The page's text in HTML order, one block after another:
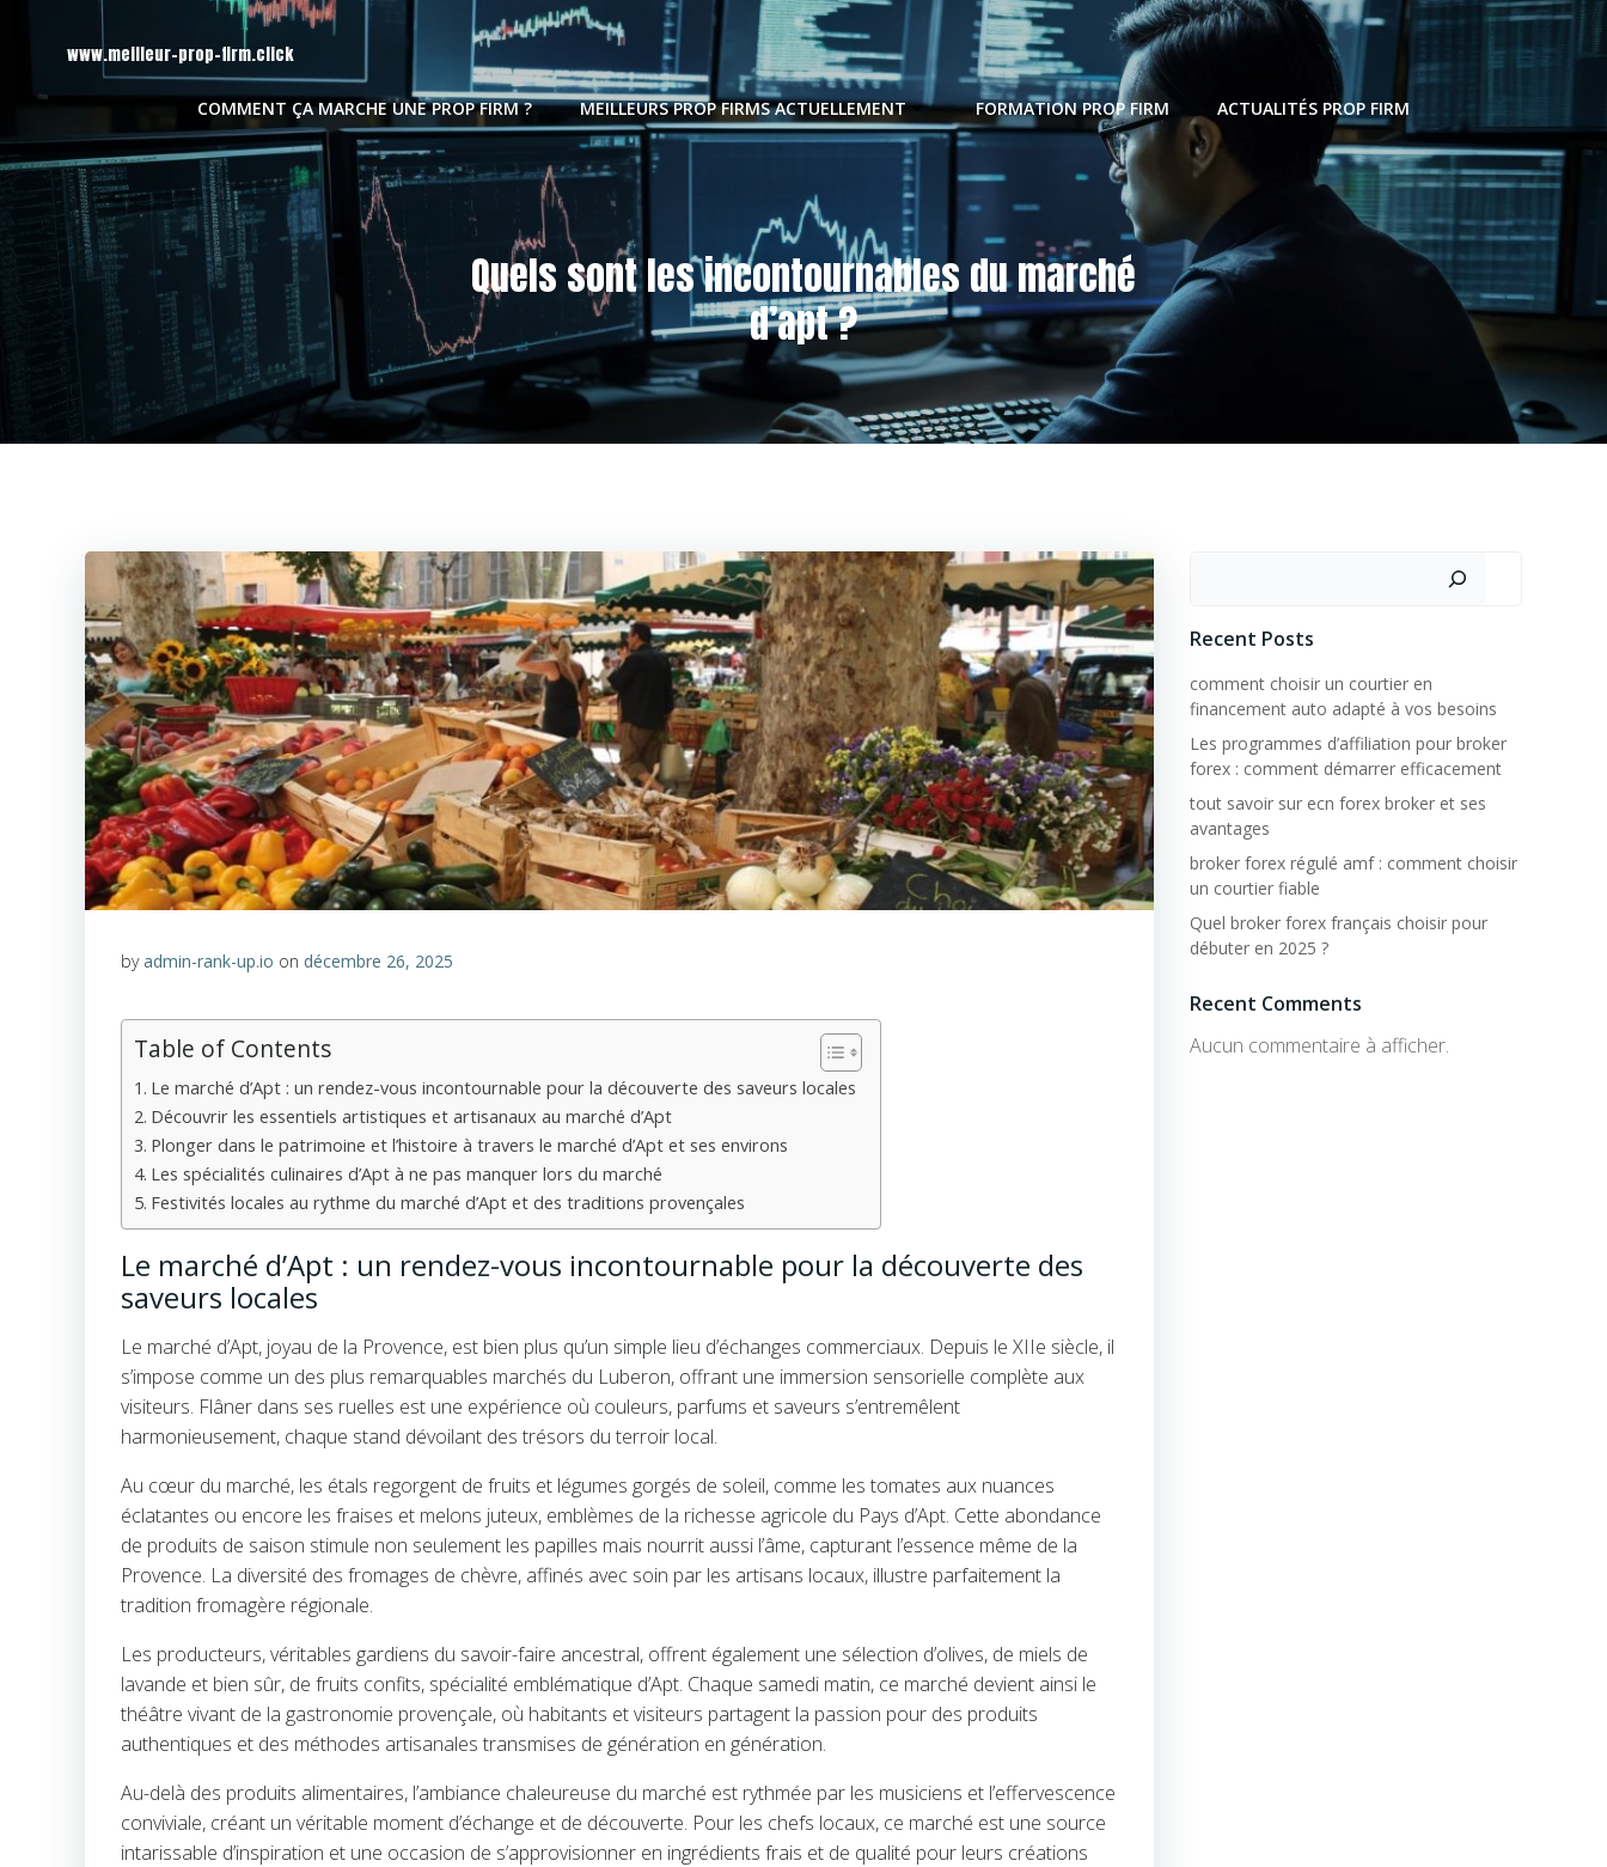
contenu
www.meilleur-prop-firm.click
COMMENT ÇA MARCHE UNE PROP FIRM ? MEILLEURS PROP FIRMS ACTUELLEMENT FORMATION PROP FIRM ACTUALITÉS PROP FIRM
Quels sont les incontournables du marché
d’apt ?
byadmin-rank-up.io on décembre 26, 2025
Table of Contents
Le marché d’Apt : un rendez-vous incontournable pour la découverte des saveurs locales
Découvrir les essentiels artistiques et artisanaux au marché d’Apt
Plonger dans le patrimoine et l’histoire à travers le marché d’Apt et ses environs
Les spécialités culinaires d’Apt à ne pas manquer lors du marché
Festivités locales au rythme du marché d’Apt et des traditions provençales
Le marché d’Apt : un rendez-vous incontournable pour la découverte des
saveurs locales
Le marché d’Apt, joyau de la Provence, est bien plus qu’un simple lieu d’échanges commerciaux. Depuis le XIIe siècle, il
s’impose comme un des plus remarquables marchés du Luberon, offrant une immersion sensorielle complète aux
visiteurs. Flâner dans ses ruelles est une expérience où couleurs, parfums et saveurs s’entremêlent
harmonieusement, chaque stand dévoilant des trésors du terroir local.
Au cœur du marché, les étals regorgent de fruits et légumes gorgés de soleil, comme les tomates aux nuances
éclatantes ou encore les fraises et melons juteux, emblèmes de la richesse agricole du Pays d’Apt. Cette abondance
de produits de saison stimule non seulement les papilles mais nourrit aussi l’âme, capturant l’essence même de la
Provence. La diversité des fromages de chèvre, affinés avec soin par les artisans locaux, illustre parfaitement la
tradition fromagère régionale.
Les producteurs, véritables gardiens du savoir-faire ancestral, offrent également une sélection d’olives, de miels de
lavande et bien sûr, de fruits confits, spécialité emblématique d’Apt. Chaque samedi matin, ce marché devient ainsi le
théâtre vivant de la gastronomie provençale, où habitants et visiteurs partagent la passion pour des produits
authentiques et des méthodes artisanales transmises de génération en génération.
Au-delà des produits alimentaires, l’ambiance chaleureuse du marché est rythmée par les musiciens et l’effervescence
conviviale, créant un véritable moment d’échange et de découverte. Pour les chefs locaux, ce marché est une source
intarissable d’inspiration et une occasion de s’approvisionner en ingrédients frais et de qualité pour leurs créations
Recent Posts
comment choisir un courtier en
financement auto adapté à vos besoins
Les programmes d’affiliation pour broker
forex : comment démarrer efficacement
tout savoir sur ecn forex broker et ses
avantages
broker forex régulé amf : comment choisir
un courtier fiable
Quel broker forex français choisir pour
débuter en 2025 ?
Recent Comments
Aucun commentaire à afficher.